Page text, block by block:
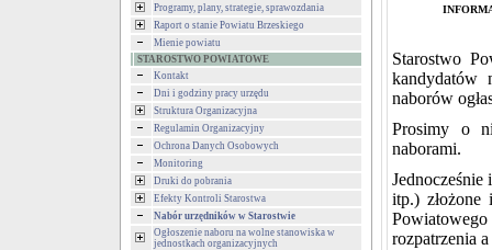
Programy, plany, strategie, sprawozdania
Raport o stanie Powiatu Brzeskiego
Mienie powiatu
STAROSTWO POWIATOWE
Kontakt
Dni i godziny pracy urzędu
Struktura Organizacyjna
Regulamin Organizacyjny
Ochrona Danych Osobowych
Monitoring
Druki do pobrania
Efekty Kontroli Starostwa
Nabór urzędników w Starostwie
Ogłoszenie naboru na wolne stanowiska w
jednostkach organizacyjnych
Starostwo
kandydatów
naborów
Prosimy o
naborami.
itp.) złożone
Powiatowego
rozpatrzenia